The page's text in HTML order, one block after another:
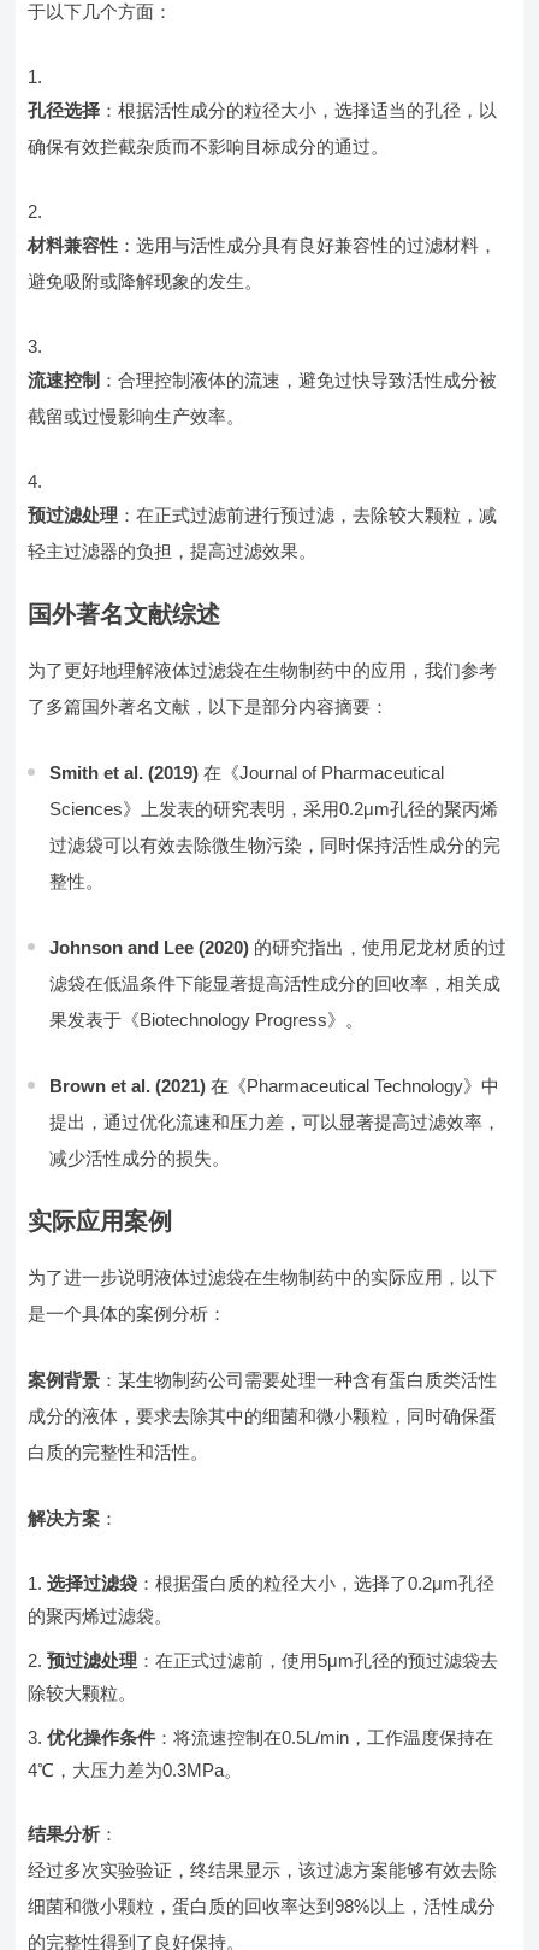
于以下几个方面：
孔径选择 ：根据活性成分的粒径大小，选择适当的孔径，以
确保有效拦截杂质而不影响目标成分的通过。
材料兼容性 ：选用与活性成分具有良好兼容性的过滤材料，
避免吸附或降解现象的发生。
流速控制 ：合理控制液体的流速，避免过快导致活性成分被
截留或过慢影响生产效率。
预过滤处理 ：在正式过滤前进行预过滤，去除较大颗粒，减
轻主过滤器的负担，提高过滤效果。
国外著名文献综述
为了更好地理解液体过滤袋在生物制药中的应用，我们参考
了多篇国外著名文献，以下是部分内容摘要：
Smith et al. (2019) 在《Journal of Pharmaceutical
Sciences》上发表的研究表明，采用0.2μm孔径的聚丙烯
过滤袋可以有效去除微生物污染，同时保持活性成分的完
整性。
Johnson and Lee (2020) 的研究指出，使用尼龙材质的过
滤袋在低温条件下能显著提高活性成分的回收率，相关成
果发表于《Biotechnology Progress》。
Brown et al. (2021) 在《Pharmaceutical Technology》中
提出，通过优化流速和压力差，可以显著提高过滤效率，
减少活性成分的损失。
实际应用案例
为了进一步说明液体过滤袋在生物制药中的实际应用，以下
是一个具体的案例分析：
案例背景 ：某生物制药公司需要处理一种含有蛋白质类活性
成分的液体，要求去除其中的细菌和微小颗粒，同时确保蛋
白质的完整性和活性。
解决方案 ：
选择过滤袋 ：根据蛋白质的粒径大小，选择了0.2μm孔径
的聚丙烯过滤袋。
预过滤处理 ：在正式过滤前，使用5μm孔径的预过滤袋去
除较大颗粒。
优化操作条件 ：将流速控制在0.5L/min，工作温度保持在
4℃，大压力差为0.3MPa。
结果分析 ：
经过多次实验验证，终结果显示，该过滤方案能够有效去除
细菌和微小颗粒，蛋白质的回收率达到98%以上，活性成分
的完整性得到了良好保持。